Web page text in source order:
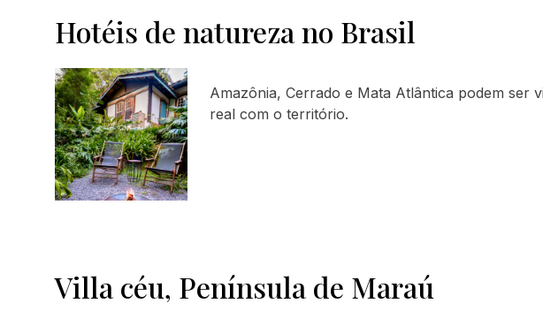
Hotéis de natureza no Brasil
Amazônia, Cerrado e Mata Atlântica podem
real com o território.
Villa céu, Península de Maraú